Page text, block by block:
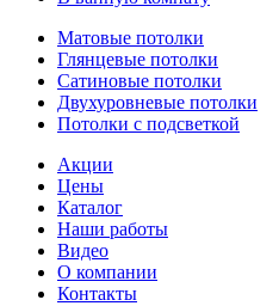
Матовые потолки
Глянцевые потолки
Сатиновые потолки
Двухуровневые потолки
Потолки с подсветкой
Акции
Цены
Каталог
Наши работы
Видео
О компании
Контакты